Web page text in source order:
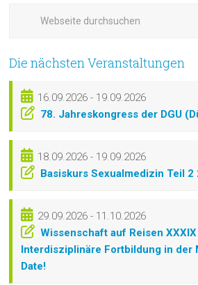
Die nächsten Veranstaltungen
16.09.2026 - 19.09.2026
78. Jahreskongress der DGU
18.09.2026 - 19.09.2026
Basiskurs Sexualmedizin Teil 2
29.09.2026 - 11.10.2026
Wissenschaft auf Reisen
Interdisziplinäre Fortbildung in der
Date!